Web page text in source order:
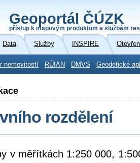
Geoportál ČÚZK
přístup k mapovým produktům a službám
Data Služby INSPIRE
nemovitostí RÚIAN DMVS Geodetické
rozdělení
v měřítkách 1:250 000,